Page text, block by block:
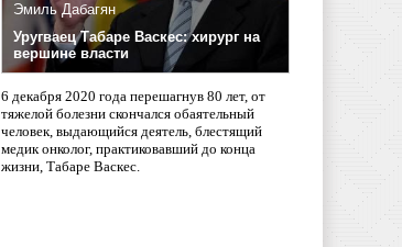
Эмиль Дабагян
Уругваец Табаре Васкес: хирург на
вершине власти
6 декабря 2020 года перешагнув 80 лет, от
тяжелой болезни скончался обаятельный
человек, выдающийся деятель, блестящий
медик онколог, практиковавший до конца
жизни, Табаре Васкес.